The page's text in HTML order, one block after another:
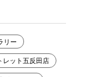
リー
レット五反田店